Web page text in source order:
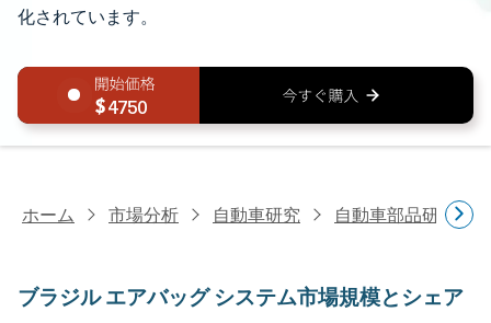
化されています。
4750
ホーム 市場分析 自動車研究 自動車部品研究
ブラジル エアバッグ システム市場規模とシェア